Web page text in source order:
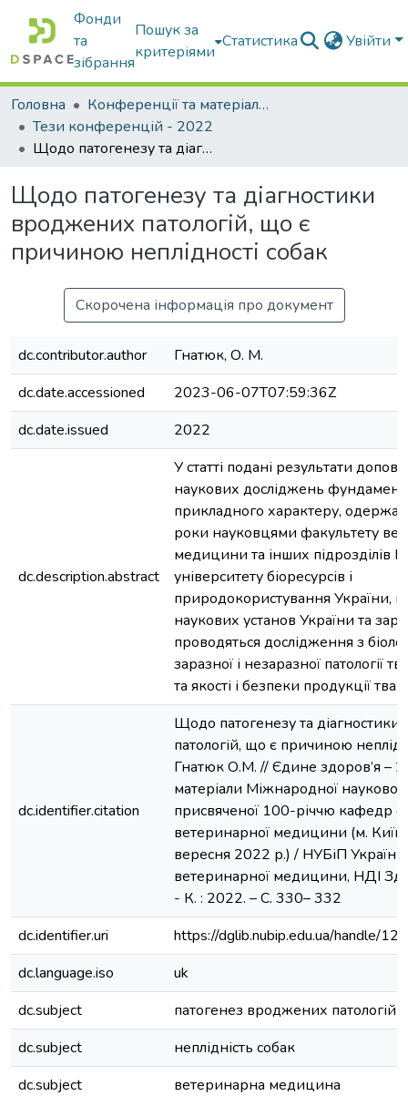
Фонди
та
зібрання
Пошук за
критеріями
Статистика Увійти
Головна
Конференції та матеріали конференцій
Тези конференцій - 2022
Щодо патогенезу та діагностики вроджених патологій, що є причиною неплідності собак
Щодо патогенезу та діагностики
вроджених патологій, що є
причиною неплідності собак
Скорочена інформація про документ
dc.contributor.author
Гнатюк, О. М.
dc.date.accessioned
2023-06-07T07:59:36Z
dc.date.issued
2022
dc.description.abstract
У статті подані результати
наукових досліджень
прикладного характеру,
роки науковцями факультету
медицини та інших підрозділів
університету біоресурсів і
природокористування України,
наукових установ України та
проводяться дослідження з
заразної і незаразної патології
та якості і безпеки продукції
dc.identifier.citation
Щодо патогенезу та
патологій, що є причиною
Гнатюк О.М. // Єдине здоров’я –
матеріали Міжнародної
присвяченої 100-річчю кафедр
ветеринарної медицини (м.
вересня 2022 р.) / НУБіП
ветеринарної медицини, НДІ
- К. : 2022. – С. 330– 332
dc.identifier.uri
https://dglib.nubip.edu.ua/handle/
dc.language.iso
uk
dc.subject
патогенез вроджених патологій
dc.subject
неплідність собак
dc.subject
ветеринарна медицина